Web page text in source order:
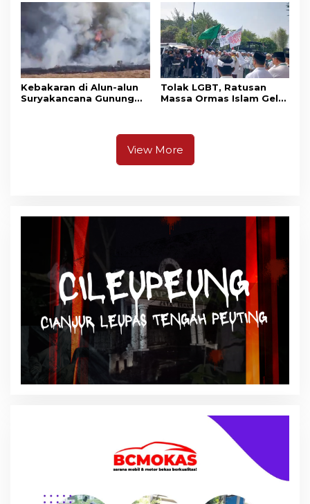
Pangrango
Kebakaran di Alun-alun
Suryakancana Gunung
Tolak LGBT, Ratusan
Massa Ormas Islam Gelar
View More